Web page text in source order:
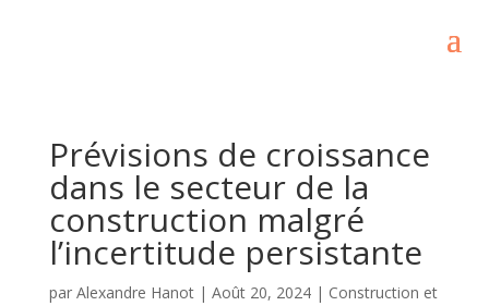
Prévisions de croissance
dans le secteur de la
construction malgré
l’incertitude persistante
par Alexandre Hanot| Août 20, 2024| Construction et